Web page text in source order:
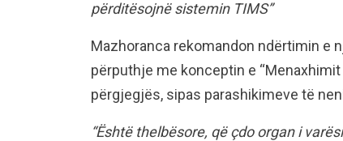
përditësojnë sistemin TIMS”
Mazhoranca rekomandon ndërtimin e
përputhje me konceptin e
përgjegjës, sipas parashikimeve të
“Është thelbësore, që çdo organ i